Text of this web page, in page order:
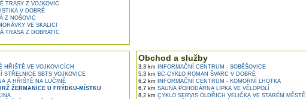
TRASY Z VOJKOVIC
V DOBRÉ
Z NOŠOVIC
VE SKALICI
TRASA Z DOBRATIC
HŘIŠTĚ VE VOJKOVICÍCH
STŘELNICE SBTS VOJKOVICE
A HŘIŠTĚ NA LUČINĚ
ŽERMANICE U FRÝDKU-MÍSTKU
Obchod a služby
3,3 km INFORMAČNÍ CENTRUM - SOBĚŠOVICE
5,3 km BC-CYKLO ROMAN ŠVARC V DOBRÉ
6,2 km INFORMAČNÍ CENTRUM - KOMORNÍ LHOTKA
6,7 km SAUNA POHODÁRNA LIPKA VE VĚLOPOLÍ
8,2 km CYKLO SERVIS OLDŘICH VELIČKA VE STARÉM MĚSTĚ